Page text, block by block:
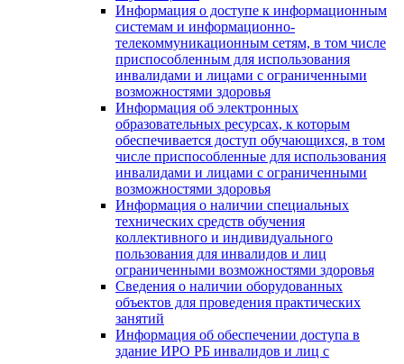
Информация о доступе к информационным
системам и информационно-
телекоммуникационным сетям, в том числе
приспособленным для использования
инвалидами и лицами с ограниченными
возможностями здоровья
Информация об электронных
образовательных ресурсах, к которым
обеспечивается доступ обучающихся, в том
числе приспособленные для использования
инвалидами и лицами с ограниченными
возможностями здоровья
Информация о наличии специальных
технических средств обучения
коллективного и индивидуального
пользования для инвалидов и лиц
ограниченными возможностями здоровья
Сведения о наличии оборудованных
объектов для проведения практических
занятий
Информация об обеспечении доступа в
здание ИРО РБ инвалидов и лиц с